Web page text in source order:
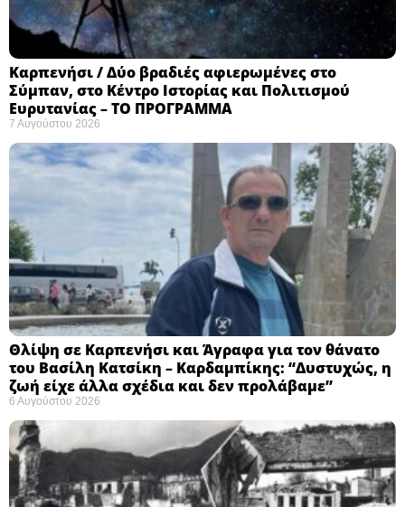
Καρπενήσι / Δύο βραδιές αφιερωμένες στο
Σύμπαν, στο Κέντρο Ιστορίας και Πολιτισμού
Ευρυτανίας – ΤΟ ΠΡΟΓΡΑΜΜΑ
7 Αυγούστου 2026
Θλίψη σε Καρπενήσι και Άγραφα για τον θάνατο
του Βασίλη Κατσίκη – Καρδαμπίκης: “Δυστυχώς, η
ζωή είχε άλλα σχέδια και δεν προλάβαμε”
6 Αυγούστου 2026